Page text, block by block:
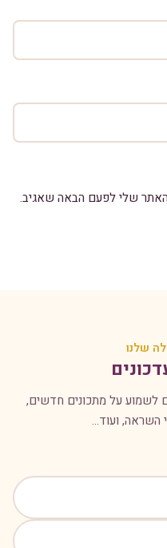
שלי לפעם הבאה שאגיב.
שלנו
לשמוע על מתכונים חדשים,
השראה, ועוד...